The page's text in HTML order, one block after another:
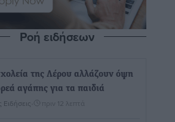
Ροή ειδήσεων
της Λέρου αλλάζουν όψη
αγάπης για τα παιδιά
Ειδήσεις πριν 12 λεπτά